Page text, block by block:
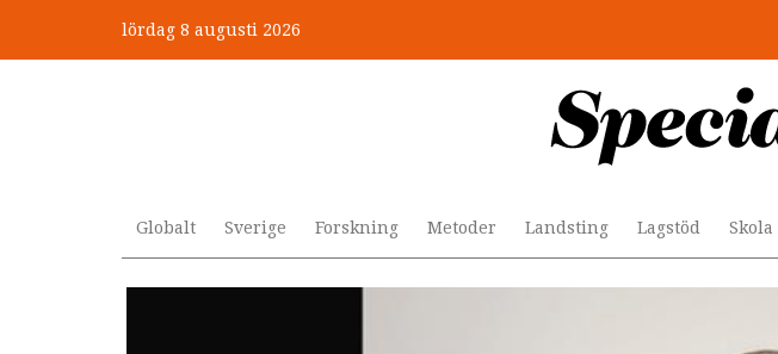
huvudinnehåll
lördag 8 augusti 2026
Globalt Sverige Forskning Metoder Landsting Lagstöd Skola
”Jobbet gick bra – just därför togs stödet bort”